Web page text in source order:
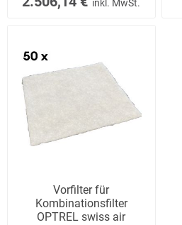
inkl. MwSt.
Vorfilter für
Kombinationsfilter
OPTREL swiss air